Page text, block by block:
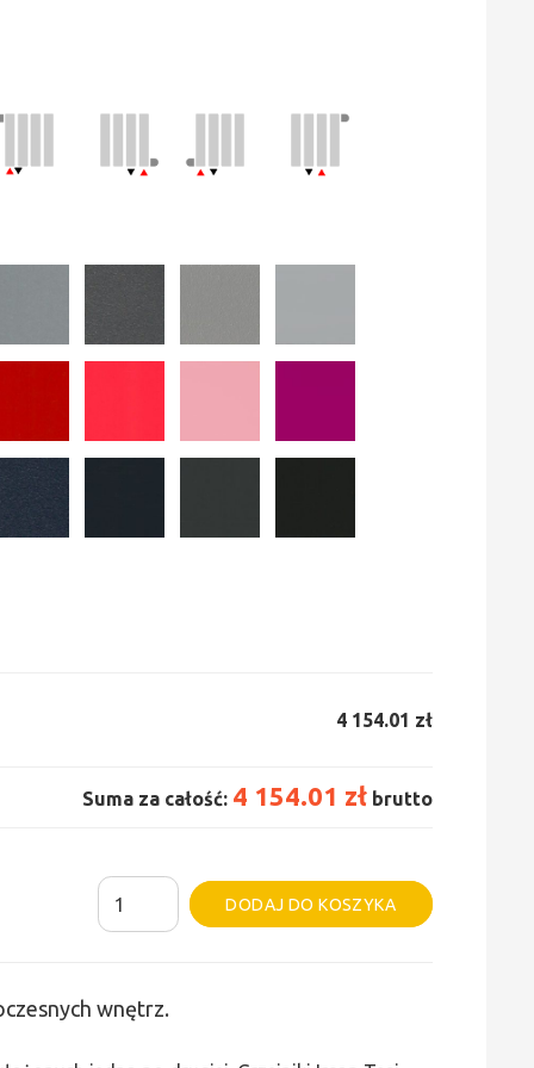
4 154.01 zł
Suma za całość: 4 154.01 zł brutto
ilość
Grzejnik
DODAJ DO KOSZYKA
Alternative:
wnętrz.